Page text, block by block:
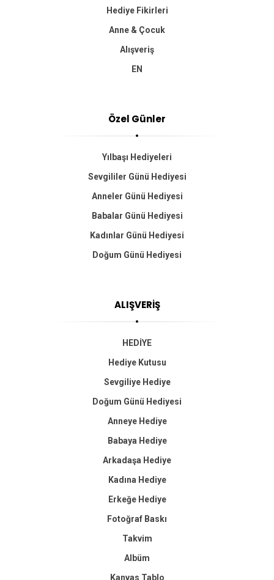
Hediye Fikirleri
Anne & Çocuk
Alışveriş
EN
Özel Günler
Yılbaşı Hediyeleri
Sevgililer Günü Hediyesi
Anneler Günü Hediyesi
Babalar Günü Hediyesi
Kadınlar Günü Hediyesi
Doğum Günü Hediyesi
ALIŞVERİŞ
HEDİYE
Hediye Kutusu
Sevgiliye Hediye
Doğum Günü Hediyesi
Anneye Hediye
Babaya Hediye
Arkadaşa Hediye
Kadına Hediye
Erkeğe Hediye
Fotoğraf Baskı
Takvim
Albüm
Kanvas Tablo